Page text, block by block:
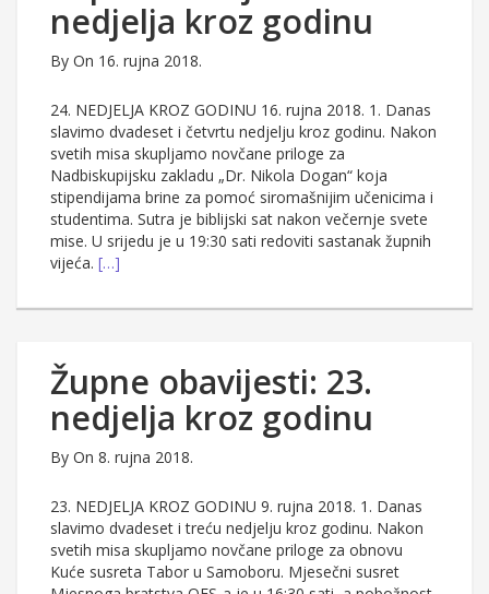
nedjelja kroz godinu
By On 16. rujna 2018.
24. NEDJELJA KROZ GODINU 16. rujna 2018. 1. Danas
slavimo dvadeset i četvrtu nedjelju kroz godinu. Nakon
svetih misa skupljamo novčane priloge za
Nadbiskupijsku zakladu „Dr. Nikola Dogan“ koja
stipendijama brine za pomoć siromašnijim učenicima i
studentima. Sutra je biblijski sat nakon večernje svete
mise. U srijedu je u 19:30 sati redoviti sastanak župnih
vijeća. […]
Župne obavijesti: 23.
nedjelja kroz godinu
By On 8. rujna 2018.
23. NEDJELJA KROZ GODINU 9. rujna 2018. 1. Danas
slavimo dvadeset i treću nedjelju kroz godinu. Nakon
svetih misa skupljamo novčane priloge za obnovu
Kuće susreta Tabor u Samoboru. Mjesečni susret